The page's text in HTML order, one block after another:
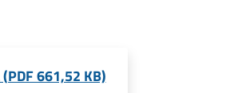
661,52 KB)